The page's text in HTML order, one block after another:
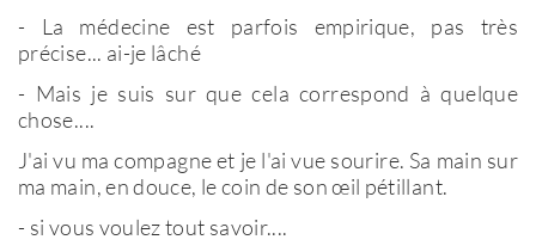
- La médecine est parfois empirique, pas très
précise... ai-je lâché
- Mais je suis sur que cela correspond à quelque
chose....
J'ai vu ma compagne et je l'ai vue sourire. Sa main sur
ma main, en douce, le coin de son œil pétillant.
- si vous voulez tout savoir....